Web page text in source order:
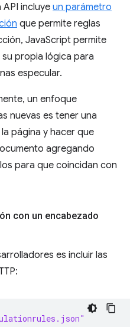
incluye un parámetro
que permite reglas
JavaScript permite
propia lógica para
especular.
un enfoque
nuevas es tener una
página y hacer que
agregando
para que coincidan con
con un encabezado
es incluir las